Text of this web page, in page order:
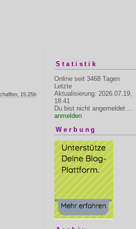
15:25h
Statistik
Online seit 3468 Tagen
Letzte
Aktualisierung: 2026.07.19,
18:41
Du bist nicht angemeldet ...
anmelden
Werbung